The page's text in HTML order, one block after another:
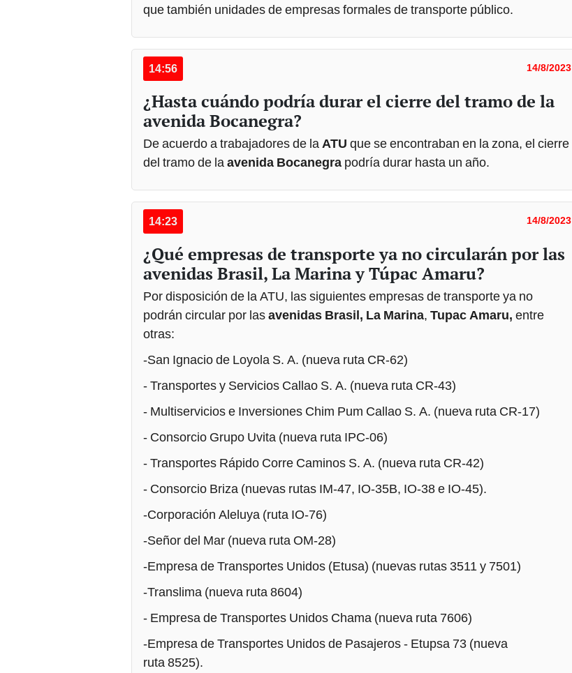
que también unidades de empresas formales de transporte público.
14:56 14/8/2023
¿Hasta cuándo podría durar el cierre del tramo de la
avenida Bocanegra?
De acuerdo a trabajadores de la ATU que se encontraban en la zona, el cierre
del tramo de la avenida Bocanegra podría durar hasta un año.
14:23 14/8/2023
¿Qué empresas de transporte ya no circularán por las
avenidas Brasil, La Marina y Túpac Amaru?
Por disposición de la ATU, las siguientes empresas de transporte ya no
podrán circular por lasavenidas Brasil, La Marina, Tupac Amaru, entre
otras:
-San Ignacio de Loyola S. A. (nueva ruta CR-62)
- Transportes y Servicios Callao S. A. (nueva ruta CR-43)
- Multiservicios e Inversiones Chim Pum Callao S. A. (nueva ruta CR-17)
- Consorcio Grupo Uvita (nueva ruta IPC-06)
- Transportes Rápido Corre Caminos S. A. (nueva ruta CR-42)
- Consorcio Briza (nuevas rutas IM-47, IO-35B, IO-38 e IO-45).
-Corporación Aleluya (ruta IO-76)
-Señor del Mar (nueva ruta OM-28)
-Empresa de Transportes Unidos (Etusa) (nuevas rutas 3511 y 7501)
-Translima (nueva ruta 8604)
- Empresa de Transportes Unidos Chama (nueva ruta 7606)
-Empresa de Transportes Unidos de Pasajeros - Etupsa 73 (nueva
ruta 8525).